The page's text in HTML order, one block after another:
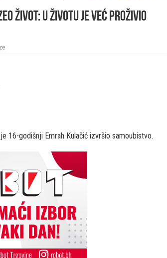
život: U životu je već proživio
16-godišnji Emrah Kulačić izvršio samoubistvo.